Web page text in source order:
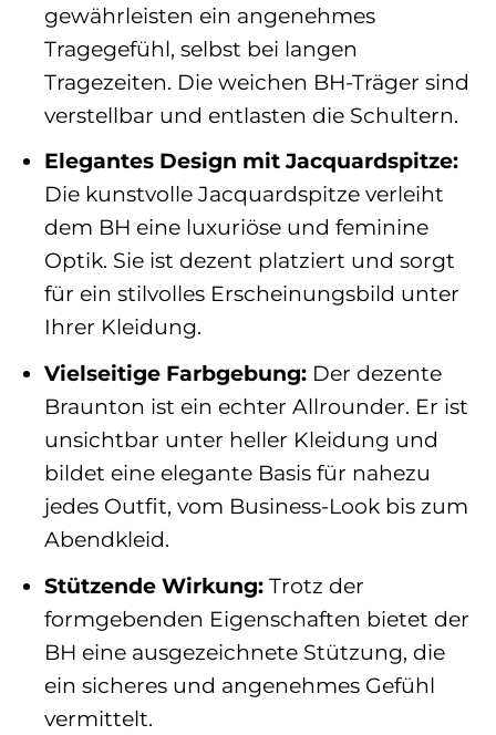
gewährleisten ein angenehmes
Tragegefühl, selbst bei langen
Tragezeiten. Die weichen BH-Träger sind
verstellbar und entlasten die Schultern.
Elegantes Design mit Jacquardspitze:
Die kunstvolle Jacquardspitze verleiht
dem BH eine luxuriöse und feminine
Optik. Sie ist dezent platziert und sorgt
für ein stilvolles Erscheinungsbild unter
Ihrer Kleidung.
Vielseitige Farbgebung:Der dezente
Braunton ist ein echter Allrounder. Er ist
unsichtbar unter heller Kleidung und
bildet eine elegante Basis für nahezu
jedes Outfit, vom Business-Look bis zum
Abendkleid.
Stützende Wirkung:Trotz der
formgebenden Eigenschaften bietet der
BH eine ausgezeichnete Stützung, die
ein sicheres und angenehmes Gefühl
vermittelt.